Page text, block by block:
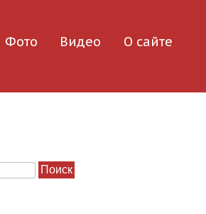
Фото Видео О сайте